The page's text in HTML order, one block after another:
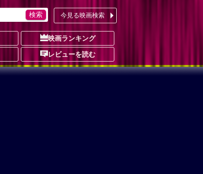
今見る映画検索
映画ランキング
レビューを読む